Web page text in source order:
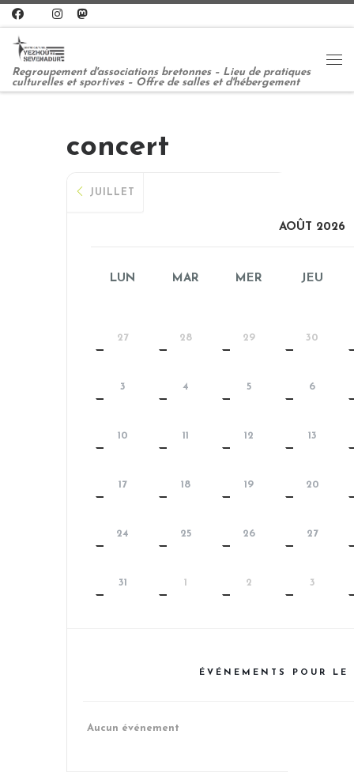
Passer au contenu
Regroupement d'associations bretonnes – Lieu de pratiques
culturelles et sportives – Offre de salles et d'hébergement
concert
JUILLET
AOÛT 2026
LUN MAR MER JEU
27 28 29 30
3 4 5 6
10 11 12 13
17 18 19 20
24 25 26 27
31 1 2 3
ÉVÉNEMENTS POUR LE
Aucun événement